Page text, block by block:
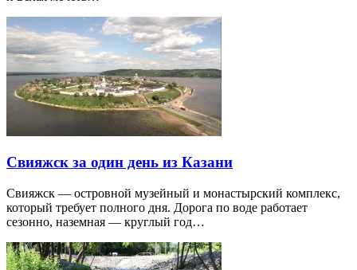
Свияжск за один день из Казани
Свияжск — островной музейный и монастырский комплекс,
который требует полного дня. Дорога по воде работает
сезонно, наземная — круглый год…